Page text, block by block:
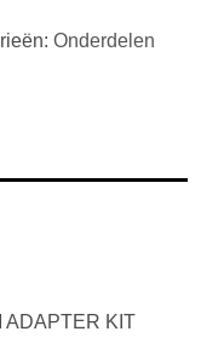
Onderdelen
ADAPTER KIT